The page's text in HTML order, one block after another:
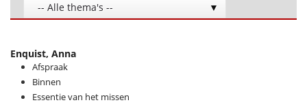
-- Alle thema's --
Enquist, Anna
Afspraak
Binnen
Essentie van het missen